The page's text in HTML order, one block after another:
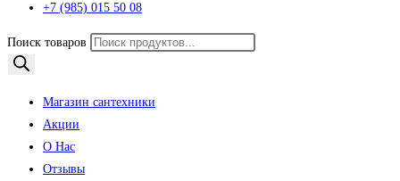
+7 (985) 015 50 08
Поиск товаров
Магазин сантехники
Акции
О Нас
Отзывы